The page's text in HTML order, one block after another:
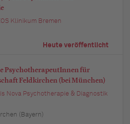
Klinikum Bremen
Heute veröffentlicht
PsychotherapeutInnen für
Feldkirchen (bei München)
Nova Psychotherapie & Diagnostik
(Bayern)